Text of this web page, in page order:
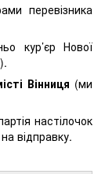
перевізника
кур’єр Нової
Вінниця (ми
настілочок
відправку.